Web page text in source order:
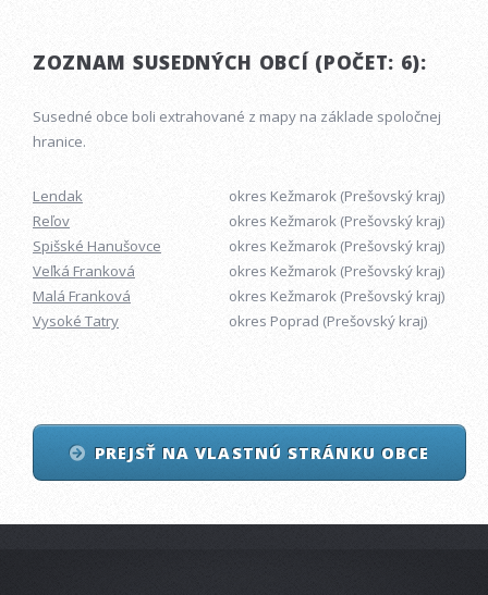
ZOZNAM SUSEDNÝCH OBCÍ (POČET: 6):
Susedné obce boli extrahované z mapy na základe spoločnej
hranice.
Lendak
okres Kežmarok (Prešovský kraj)
Reľov
okres Kežmarok (Prešovský kraj)
Spišské Hanušovce
okres Kežmarok (Prešovský kraj)
Veľká Franková
okres Kežmarok (Prešovský kraj)
Malá Franková
okres Kežmarok (Prešovský kraj)
Vysoké Tatry
okres Poprad (Prešovský kraj)
PREJSŤ NA VLASTNÚ STRÁNKU OBCE